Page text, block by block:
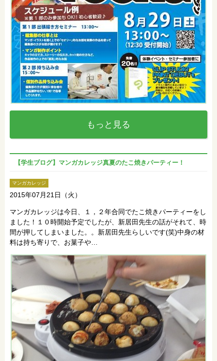
もっと見る
【学生ブログ】マンガカレッジ真夏のたこ焼きパーティー！
マンガカレッジ
2015年07月21日（火）
マンガカレッジは今日、１，２年合同でたこ焼きパーティーをし
ました！１０時開始予定でしたが、新居田先生の話がそれて、時
間が押してしまいました。。新居田先生らしいです(笑)中身の材
料は持ち寄りで、お菓子や…